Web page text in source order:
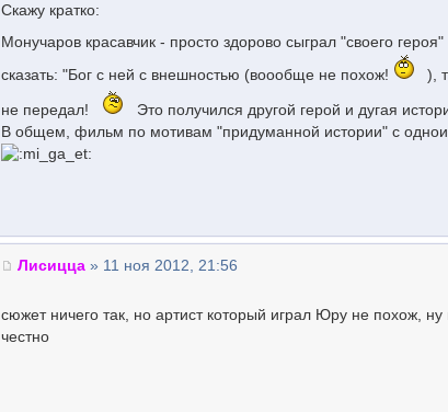
Скажу кратко:
Монучаров красавчик - просто здорово сыграл "своего героя"
сказать: "Бог с ней с внешностью (воообще не похож!
),
не передал!
Это получился другой герой и дугая
В общем, фильм по мотивам "придуманной истории" с
Лисицца » 11 ноя 2012, 21:56
сюжет ничего так, но артист который играл Юру не похож,
честно